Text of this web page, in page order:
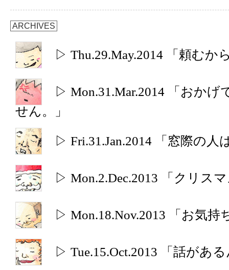
ARCHIVES
▷ Thu.29.May.2014 「頼むか
▷ Mon.31.Mar.2014 「おか
せん。」
▷ Fri.31.Jan.2014 「窓際の人
▷ Mon.2.Dec.2013 「クリス
▷ Mon.18.Nov.2013 「お気持
▷ Tue.15.Oct.2013 「話があ